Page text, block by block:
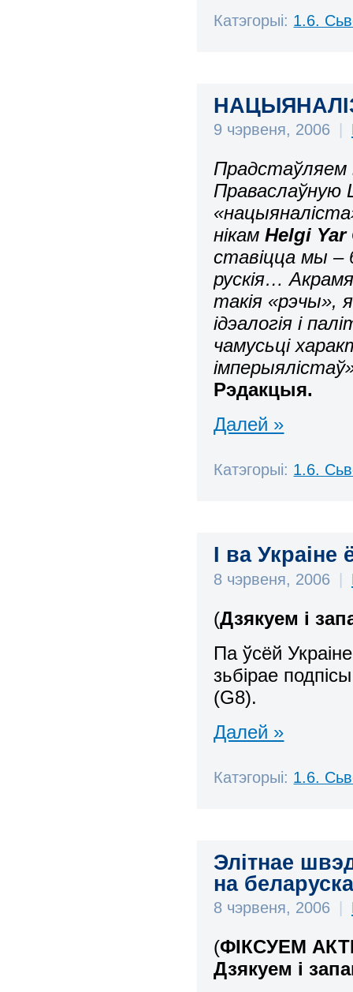
Катэгорыі: 1.6.
9 чэрвеня, 2006
Прадстаўляем
Праваслаўную
нікамHelgi Yar
ставіцца мы –
рускія…
такія «рэчы»,
ідэалогія і
чамусьці
Рэдакцыя.
Далей »
Катэгорыі: 1.6.
І ва
8 чэрвеня, 2006 |
(Дзякуем і
Па ўсёй
зьбірае
(G8).
Далей »
Катэгорыі: 1.6.
Элітнае
на
8 чэрвеня, 2006
(ФІКСУЕМ
Дзякуем і